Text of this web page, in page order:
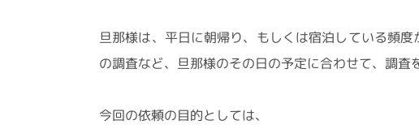
旦那様は、平日に朝帰り、もしくは宿泊している頻
の調査など、旦那様のその日の予定に合わせて、調査
今回の依頼の目的としては、